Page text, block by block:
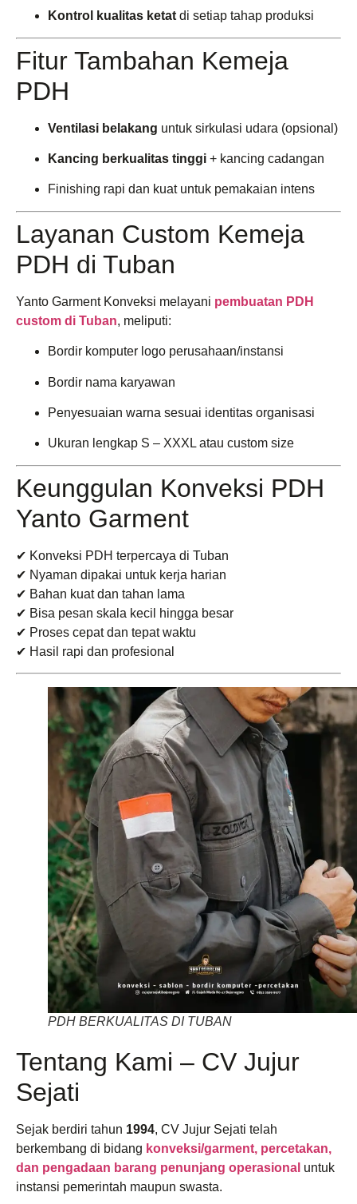
Kontrol kualitas ketat di setiap tahap produksi
Fitur Tambahan Kemeja
PDH
Ventilasi belakang untuk sirkulasi udara (opsional)
Kancing berkualitas tinggi + kancing cadangan
Finishing rapi dan kuat untuk pemakaian intens
Layanan Custom Kemeja
PDH di Tuban
Yanto Garment Konveksi melayani pembuatan PDH
custom di Tuban, meliputi:
Bordir komputer logo perusahaan/instansi
Bordir nama karyawan
Penyesuaian warna sesuai identitas organisasi
Ukuran lengkap S – XXXL atau custom size
Keunggulan Konveksi PDH
Yanto Garment
✔ Konveksi PDH terpercaya di Tuban
✔ Nyaman dipakai untuk kerja harian
✔ Bahan kuat dan tahan lama
✔ Bisa pesan skala kecil hingga besar
✔ Proses cepat dan tepat waktu
✔ Hasil rapi dan profesional
PDH BERKUALITAS DI TUBAN
Tentang Kami – CV Jujur
Sejati
Sejak berdiri tahun 1994, CV Jujur Sejati telah
berkembang di bidang konveksi/garment, percetakan,
dan pengadaan barang penunjang operasional untuk
instansi pemerintah maupun swasta.